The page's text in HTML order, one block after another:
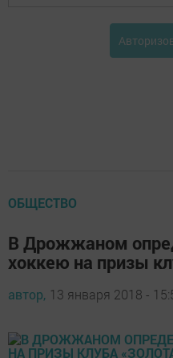
ОБЩЕСТВО
В Дрожжаном
хоккею на призы
автор, 13 января 2018 -